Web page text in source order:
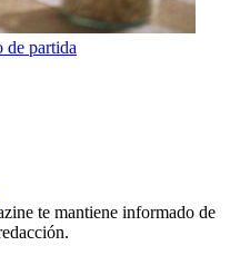
de partida
te mantiene informado de